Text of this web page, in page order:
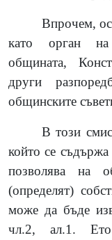
Впрочем,
като орган на
общината,
други
общинските
В този
който се
позволява на
(определят)
може да бъде
чл.2, ал.1.